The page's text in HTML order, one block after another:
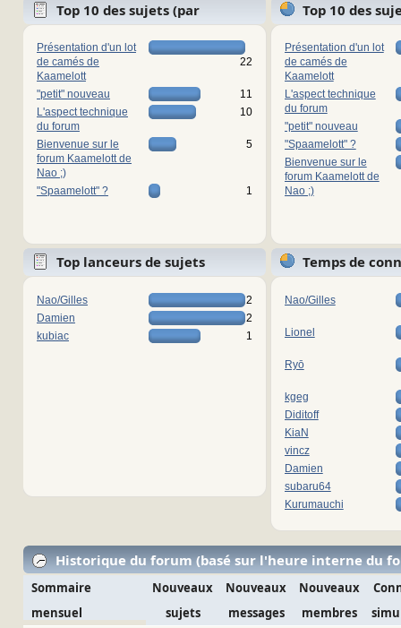
Top 10 des sujets (par
réponses)
Présentation d'un lot
de camés de
Kaamelott
22
"petit" nouveau
11
L'aspect technique
du forum
10
Bienvenue sur le
forum Kaamelott de
Nao ;)
5
"Spaamelott" ? 1
Top 10 des
vues)
Présentation d'un lot
de camés de
Kaamelott
L'aspect technique
du forum
"petit" nouveau
"Spaamelott" ?
Bienvenue sur le
forum Kaamelott de
Nao ;)
Top lanceurs de sujets
Nao/Gilles
2
Damien
2
kubiac
1
Temps de
Nao/Gilles
Lionel
Ryō
kgeg
Diditoff
KiaN
vincz
Damien
subaru64
Kurumauchi
Historique du forum (basé sur l'heure interne du
Sommaire
mensuel
Nouveaux
sujets
Nouveaux
messages
Nouveaux
membres